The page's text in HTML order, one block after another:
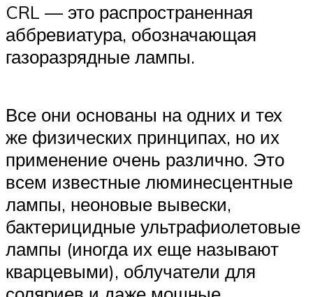
CRL — это распространенная
аббревиатура, обозначающая
газоразрядные лампы.
Все они основаны на одних и тех
же физических принципах, но их
применение очень различно. Это
всем известные люминесцентные
лампы, неоновые вывески,
бактерицидные ультрафиолетовые
лампы (иногда их еще называют
кварцевыми), облучатели для